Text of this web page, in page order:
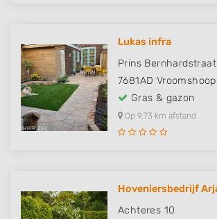
Lukas infra
Prins Bernhardstraat
7681AD Vroomshoop
Gras & gazon
Op 9,73 km afstand
Hoveniersbedrijf
Achteres 10